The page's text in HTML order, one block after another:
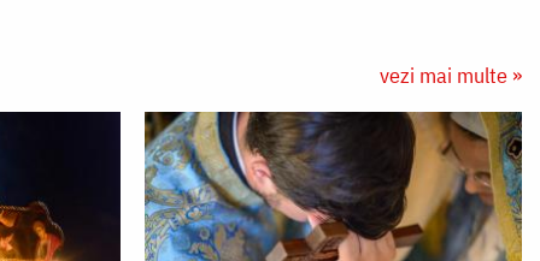
vezi mai multe »